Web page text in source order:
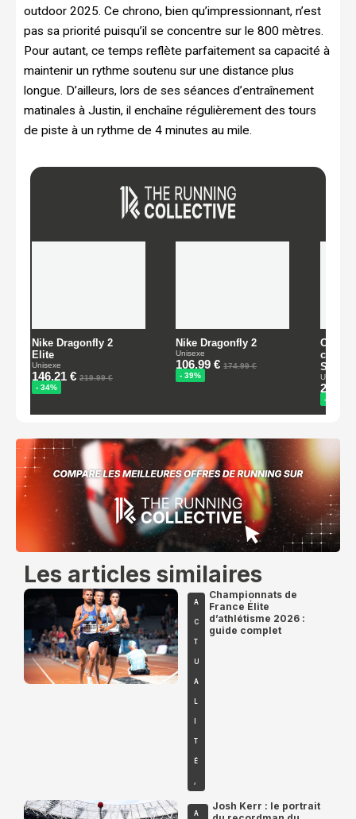
outdoor 2025. Ce chrono, bien qu’impressionnant, n’est
pas sa priorité puisqu’il se concentre sur le 800 mètres.
Pour autant, ce temps reflète parfaitement sa capacité à
maintenir un rythme soutenu sur une distance plus
longue. D’ailleurs, lors de ses séances d’entraînement
matinales à Justin, il enchaîne régulièrement des tours
de piste à un rythme de 4 minutes au mile.
Les articles similaires
A
C
T
U
A
L
T
É
,
Championnats de
France Élite
d’athlétisme 2026 :
guide complet
A
Josh Kerr : le portrait